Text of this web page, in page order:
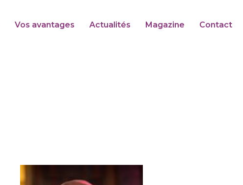
Vos avantages Actualités Magazine Contact